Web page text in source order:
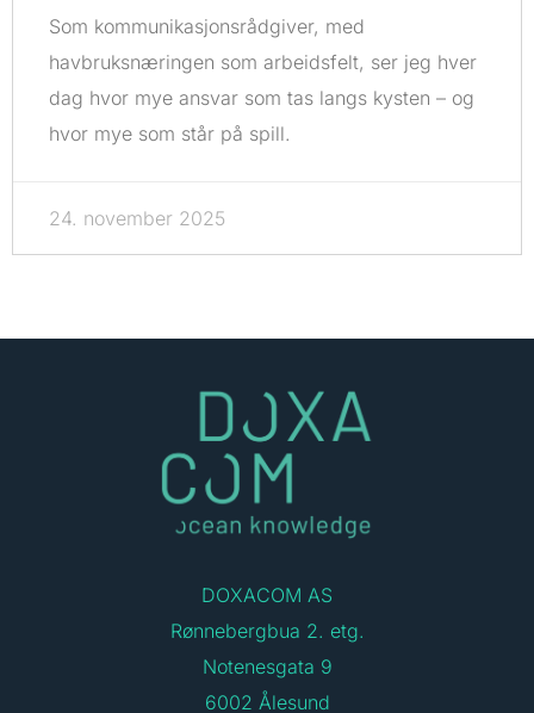
Som kommunikasjonsrådgiver, med
havbruksnæringen som arbeidsfelt, ser jeg hver
dag hvor mye ansvar som tas langs kysten – og
hvor mye som står på spill.
24. november 2025
DOXACOM AS
Rønnebergbua 2. etg.
Notenesgata 9
6002 Ålesund